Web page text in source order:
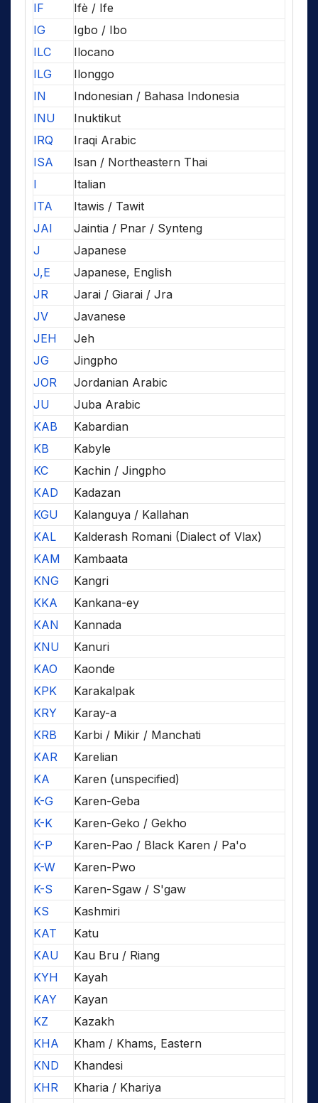
IF
Ifè / Ife
IG
Igbo / Ibo
ILC
Ilocano
ILG
Ilonggo
IN
Indonesian / Bahasa Indonesia
INU
Inuktikut
IRQ
Iraqi Arabic
ISA
Isan / Northeastern Thai
I
Italian
ITA
Itawis / Tawit
JAI
Jaintia / Pnar / Synteng
J
Japanese
J,E
Japanese, English
JR
Jarai / Giarai / Jra
JV
Javanese
JEH
Jeh
JG
Jingpho
JOR
Jordanian Arabic
JU
Juba Arabic
KAB
Kabardian
KB
Kabyle
KC
Kachin / Jingpho
KAD
Kadazan
KGU
Kalanguya / Kallahan
KAL
Kalderash Romani (Dialect of Vlax)
KAM
Kambaata
KNG
Kangri
KKA
Kankana-ey
KAN
Kannada
KNU
Kanuri
KAO
Kaonde
KPK
Karakalpak
KRY
Karay-a
KRB
Karbi / Mikir / Manchati
KAR
Karelian
KA
Karen (unspecified)
K-G
Karen-Geba
K-K
Karen-Geko / Gekho
K-P
Karen-Pao / Black Karen / Pa'o
K-W
Karen-Pwo
K-S
Karen-Sgaw / S'gaw
KS
Kashmiri
KAT
Katu
KAU
Kau Bru / Riang
KYH
Kayah
KAY
Kayan
KZ
Kazakh
KHA
Kham / Khams, Eastern
KND
Khandesi
KHR
Kharia / Khariya